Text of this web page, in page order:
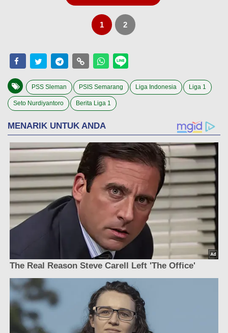
1 2
PSS Sleman PSIS Semarang Liga Indonesia Liga 1
Seto Nurdiyantoro Berita Liga 1